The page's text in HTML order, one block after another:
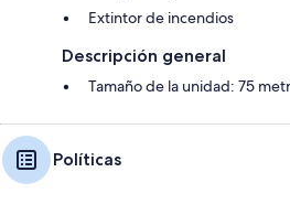
Extintor de incendios
Descripción general
Tamaño de la unidad: 75
Políticas